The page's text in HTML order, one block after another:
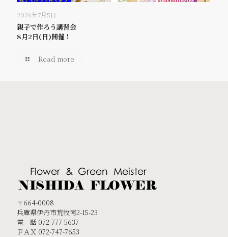
2026年7月5日
親子で作ろう講習会
8月2日(日)開催！
Read more
〒664-0008
兵庫県伊丹市荒牧南2-15-23
電 話 072-777-5637
ＦＡＸ 072-747-7653